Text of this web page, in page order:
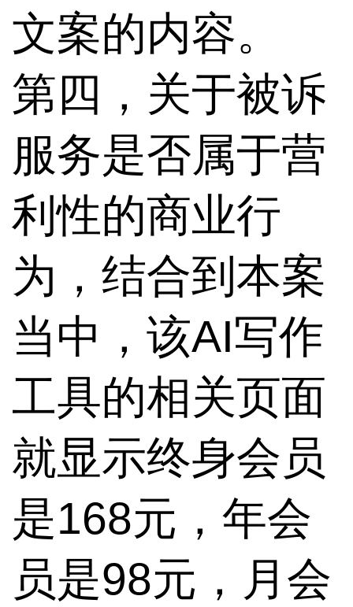
文案的内容。
第四，关于被诉
服务是否属于营
利性的商业行
为，结合到本案
当中，该AI写作
工具的相关页面
就显示终身会员
是168元，年会
员是98元，月会